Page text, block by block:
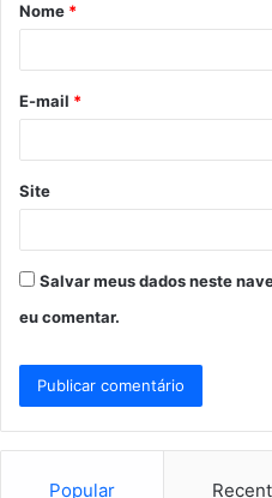
r
*
Nome *
E-mail *
Site
Salvar meus dados neste
eu comentar.
Popular